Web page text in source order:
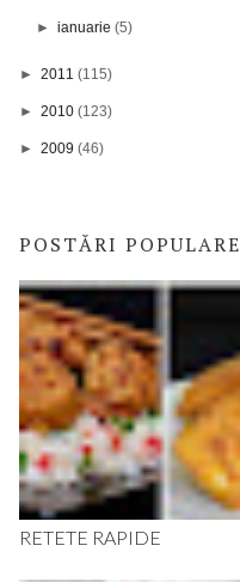
►ianuarie(5)
► 2011 (115)
► 2010 (123)
► 2009 (46)
POSTĂRI POPULARE
RETETE RAPIDE